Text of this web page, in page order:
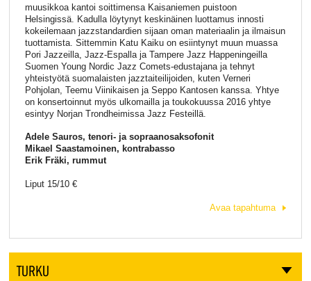
muusikkoa kantoi soittimensa Kaisaniemen puistoon
Helsingissä. Kadulla löytynyt keskinäinen luottamus innosti
kokeilemaan jazzstandardien sijaan oman materiaalin ja ilmaisun
tuottamista. Sittemmin Katu Kaiku on esiintynyt muun muassa
Pori Jazzeilla, Jazz-Espalla ja Tampere Jazz Happeningeilla
Suomen Young Nordic Jazz Comets-edustajana ja tehnyt
yhteistyötä suomalaisten jazztaiteilijoiden, kuten Verneri
Pohjolan, Teemu Viinikaisen ja Seppo Kantosen kanssa. Yhtye
on konsertoinnut myös ulkomailla ja toukokuussa 2016 yhtye
esintyy Norjan Trondheimissa Jazz Festeillä.
Adele Sauros, tenori- ja sopraanosaksofonit
Mikael Saastamoinen, kontrabasso
Erik Fräki, rummut
Liput 15/10 €
Avaa tapahtuma
TURKU